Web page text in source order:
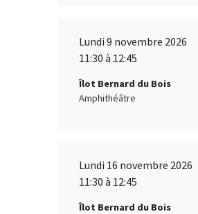
Lundi 9 novembre 2026
11:30 à 12:45
Îlot Bernard du Bois
Amphithéâtre
Lundi 16 novembre 2026
11:30 à 12:45
Îlot Bernard du Bois